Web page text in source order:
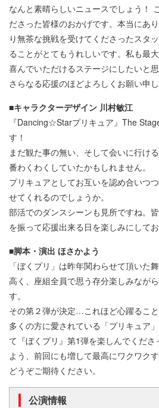
なんと素晴らしいニュースでしょう！
ださった皆様のおかげです。本当にあ
り無茶な挑戦を受けてくださったスタ
ることがとてもうれしいです。私も最
喜んでいただけるステージにしたいと思
さらなる応援のほどよろしくお願い申
■キャラクターデザイン 川村敏江
『Dancing☆Starプリキュア』The
す！
まだ観た事の無い、そして会いに行け
番わくわくしていたかもしれません。
プリキュアとしてお互いを認め合いつ
せてくれるのでしょうか。
部活でのダンスシーンも見所ですね。
を振って応援出来る日を楽しみにしてお
■脚本・演出 ほさかよう
「ぼくプリ」は昨年関わらせて頂いた
高く、座組全員で思う存分楽しみなが
す。
その第２弾が決定…これほど心躍ること
多くの方に愛されている「プリキュア
て『ぼくプリ』第1弾を楽しんでくだ
よう、前回にも増して最高にワクワク
どうぞご期待ください。
公演情報